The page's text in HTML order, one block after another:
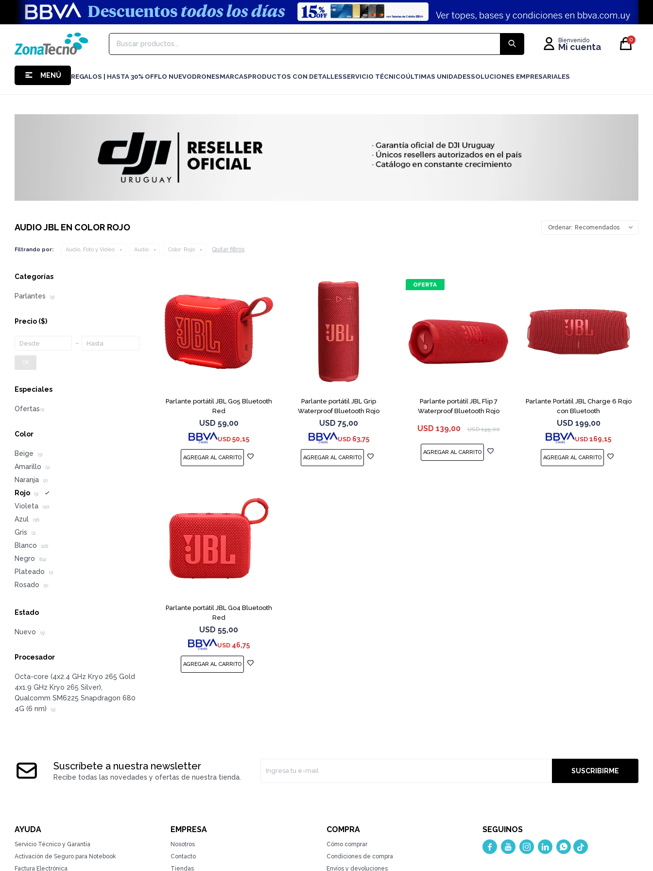
MENÚ REGALOS | HASTA 30% OFFLO NUEVODRONESMARCASPRODUCTOS CON DETALLESSERVICIO TÉCNICOÚLTIMAS UNIDADESSOLUCIONES EMPRESARIALES
0
AUDIO JBL EN COLOR ROJO Recomendados
Filtrando por: Audio, Foto y Video Audio Color: Rojo Quitar filtros
Parlante portátil JBL Go5 Bluetooth
Red
USD 59,00
USD 50,15
Parlante portátil JBL Grip
Waterproof Bluetooth Rojo
USD 75,00
USD 63,75
Parlante portátil JBL Flip 7
Waterproof Bluetooth Rojo
USD 139,00 USD 149,00
Parlante Portátil JBL Charge 6 Rojo
con Bluetooth
USD 199,00
USD 169,15
Parlante portátil JBL Go4 Bluetooth
Red
USD 55,00
USD 46,75
Categorías
Parlantes (5)
Precio ($)
OK
Especiales
Color
Beige (5)
Amarillo (1)
Naranja (2)
Rojo (5)
Violeta (10)
Azul (16)
Gris (1)
Blanco (26)
Negro (64)
Plateado (1)
Rosado (2)
Estado
Nuevo (5)
Procesador
Octa-core (4x2.4 GHz Kryo 265 Gold
4x1.9 GHz Kryo 265 Silver),
Qualcomm SM6225 Snapdragon 680
4G (6 nm)
(5)
Suscríbete a nuestra newsletter
Recibe todas las novedades y ofertas de nuestra tienda.
SUSCRIBIRME
AYUDA
Servicio Técnico y Garantía
Activación de Seguro para Notebook
Factura Electrónica
EMPRESA
Nosotros
Contacto
Tiendas
COMPRA
Cómo comprar
Condiciones de compra
Envíos y devoluciones
SEGUINOS
    